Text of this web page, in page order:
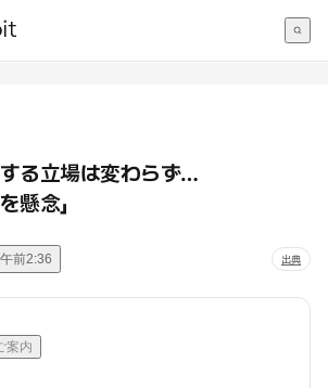
する立場は変わらず…
懸念」
前2:36 出典
案内